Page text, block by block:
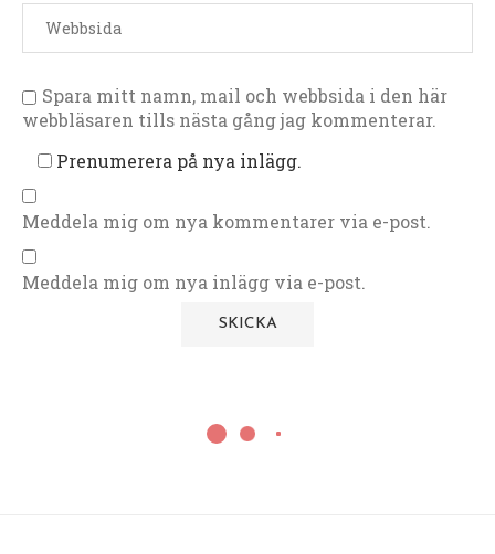
Spara mitt namn, mail och webbsida i den här
webbläsaren tills nästa gång jag kommenterar.
Prenumerera på nya inlägg.
Meddela mig om nya kommentarer via e-post.
Meddela mig om nya inlägg via e-post.